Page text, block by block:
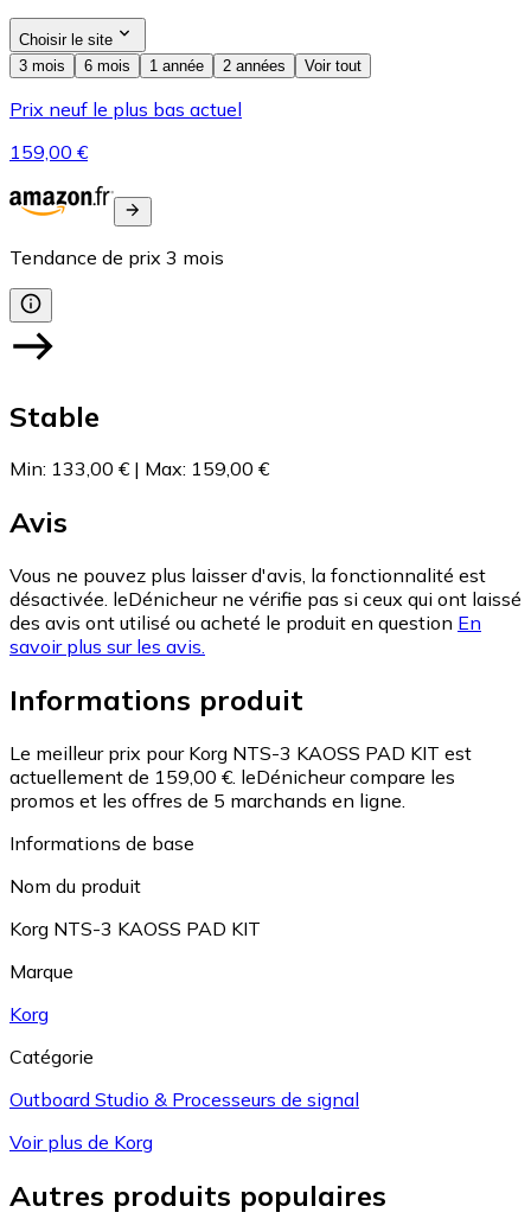
Choisir le site
3 mois
6 mois 1 année 2 années Voir tout
Prix neuf le plus bas actuel
159,00 €
Tendance de prix 3 mois
Stable
Min: 133,00 € | Max: 159,00 €
Avis
Vous ne pouvez plus laisser d'avis, la fonctionnalité est
désactivée. leDénicheur ne vérifie pas si ceux qui ont laissé
des avis ont utilisé ou acheté le produit en question En
savoir plus sur les avis.
Informations produit
Le meilleur prix pour Korg NTS-3 KAOSS PAD KIT est
actuellement de 159,00 €. leDénicheur compare les
promos et les offres de 5 marchands en ligne.
Informations de base
Nom du produit
Korg NTS-3 KAOSS PAD KIT
Marque
Korg
Catégorie
Outboard Studio & Processeurs de signal
Voir plus de Korg
Autres produits populaires